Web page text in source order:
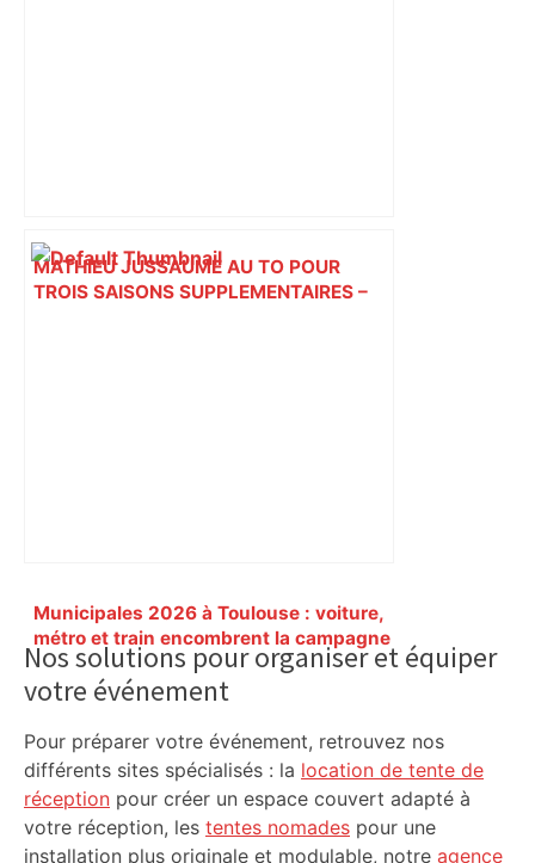
MATHIEU JUSSAUME AU TO POUR
TROIS SAISONS SUPPLEMENTAIRES –
Municipales 2026 à Toulouse : voiture,
métro et train encombrent la campagne
électorale – – Le Mans.maville.com
Primary
Sidebar
Nos solutions pour organiser et équiper
votre événement
Pour préparer votre événement, retrouvez nos
différents sites spécialisés : la location de tente de
réception pour créer un espace couvert adapté à
votre réception, les tentes nomades pour une
installation plus originale et modulable, notre agence